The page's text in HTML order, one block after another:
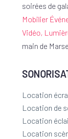
soirées de
Mobilier
Vidéo,
main de
Location
Location de
Location
Location